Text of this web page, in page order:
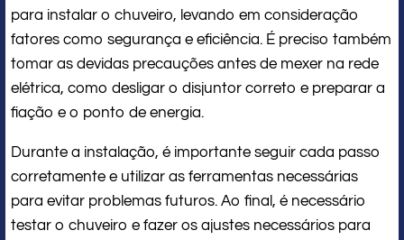
para instalar o chuveiro, levando em consideração
fatores como segurança e eficiência. É preciso também
tomar as devidas precauções antes de mexer na rede
elétrica, como desligar o disjuntor correto e preparar a
fiação e o ponto de energia.
Durante a instalação, é importante seguir cada passo
corretamente e utilizar as ferramentas necessárias
para evitar problemas futuros. Ao final, é necessário
testar o chuveiro e fazer os ajustes necessários para